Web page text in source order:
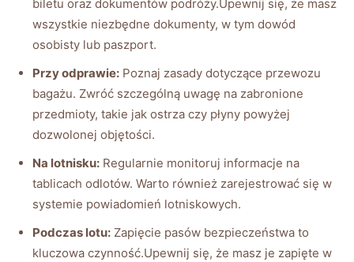
biletu oraz dokumentów podróży.Upewnij się, że masz
wszystkie niezbędne dokumenty, w tym dowód
osobisty lub paszport.
Przy odprawie: Poznaj zasady dotyczące przewozu
bagażu. Zwróć szczególną uwagę na zabronione
przedmioty, takie jak ostrza czy płyny powyżej
dozwolonej objętości.
Na lotnisku: Regularnie monitoruj informacje na
tablicach odlotów. Warto również zarejestrować się w
systemie powiadomień lotniskowych.
Podczas lotu: Zapięcie pasów bezpieczeństwa to
kluczowa czynność.Upewnij się, że masz je zapięte w